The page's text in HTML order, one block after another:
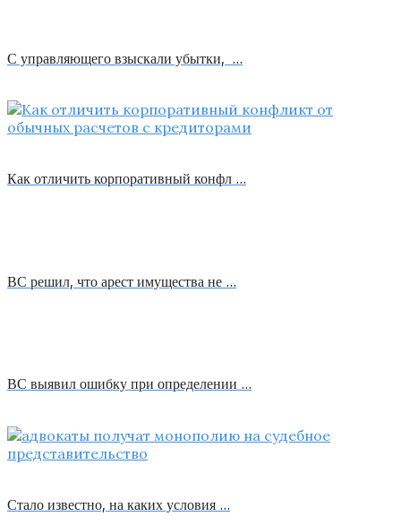
С управляющего взыскали убытки, …
Как отличить корпоративный конфл …
ВС решил, что арест имущества не …
ВС выявил ошибку при определении …
Стало известно, на каких условия …